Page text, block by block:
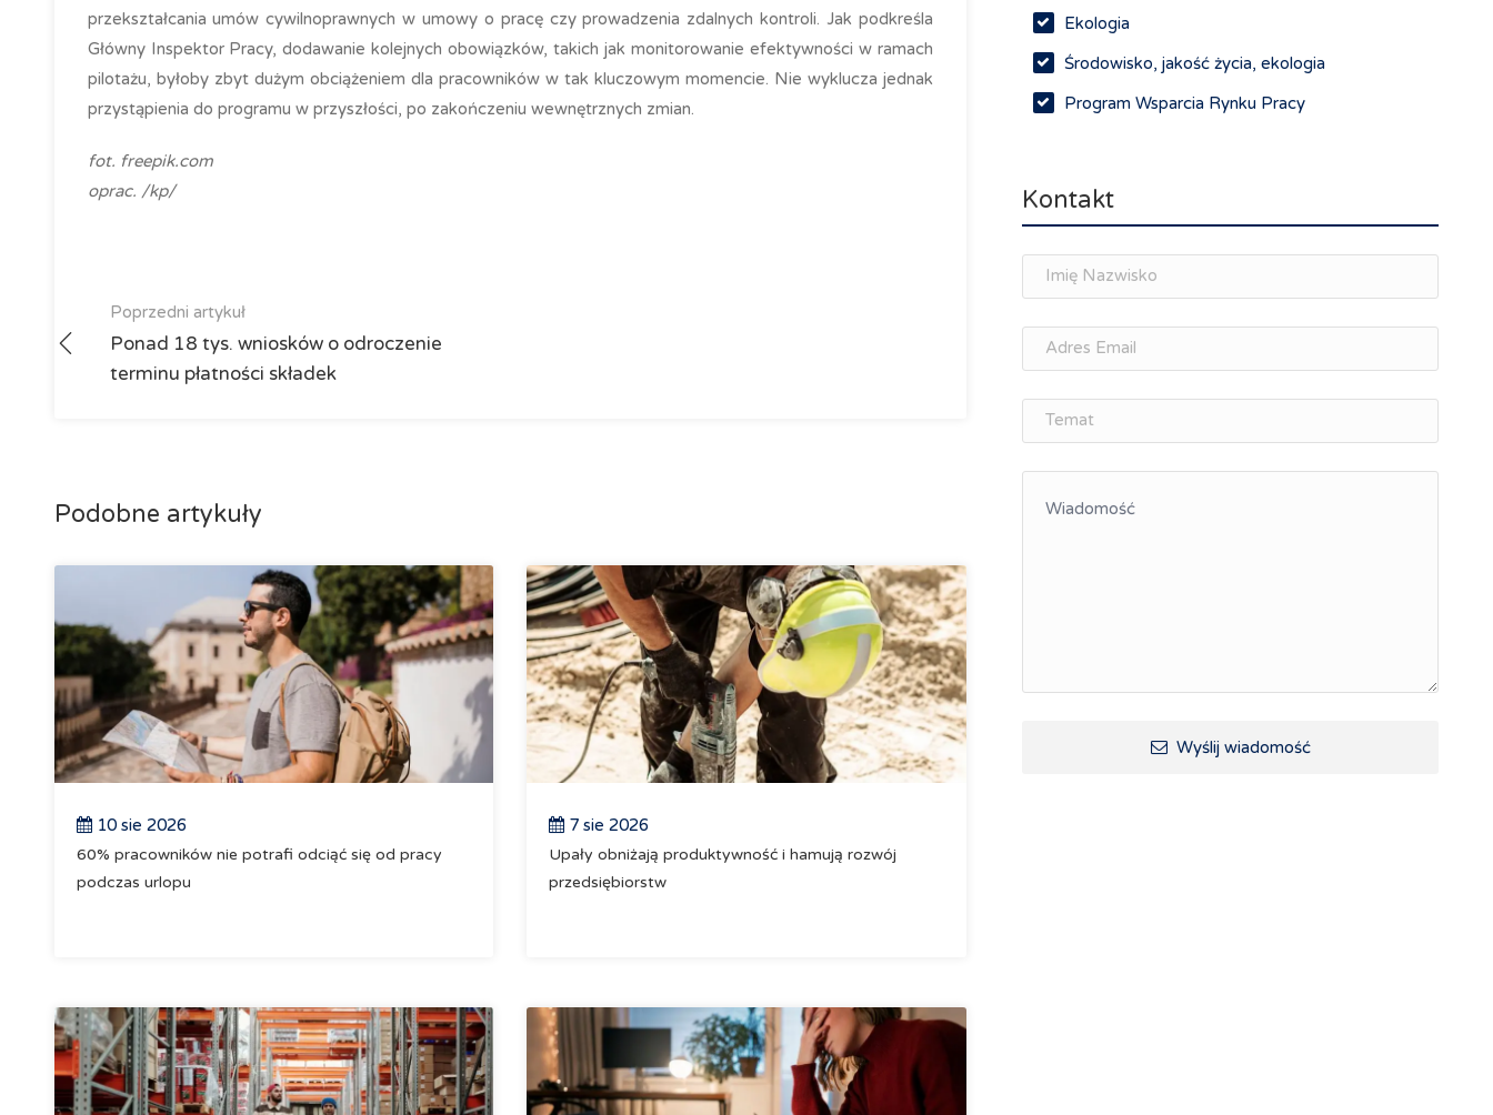
przekształcania umów cywilnoprawnych w umowy o pracę czy prowadzenia zdalnych kontroli. Jak podkreśla
Główny Inspektor Pracy, dodawanie kolejnych obowiązków, takich jak monitorowanie efektywności w ramach
pilotażu, byłoby zbyt dużym obciążeniem dla pracowników w tak kluczowym momencie. Nie wyklucza jednak
przystąpienia do programu w przyszłości, po zakończeniu wewnętrznych zmian.
fot. freepik.com
oprac. /kp/
Poprzedni artykuł
Ponad 18 tys. wniosków o odroczenie
terminu płatności składek
Podobne artykuły
10 sie 2026
60% pracowników nie potrafi odciąć się od pracy
podczas urlopu
7 sie 2026
Upały obniżają produktywność i hamują rozwój
przedsiębiorstw
Ekologia
Środowisko, jakość życia, ekologia
Program Wsparcia Rynku Pracy
Spotkania branżowe
osobisty
Memorandum Gospodarcze PL-CZ
Śląskie Porozumienie Gospodarcze
ŚLĄSK.ONLINE
Integracja
Kontakt
Wyślij wiadomość